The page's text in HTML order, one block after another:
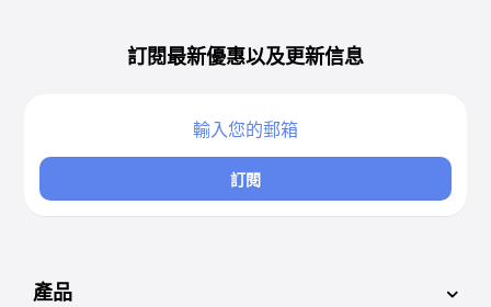
訂閱最新優惠以及更新信息
訂閱
產品